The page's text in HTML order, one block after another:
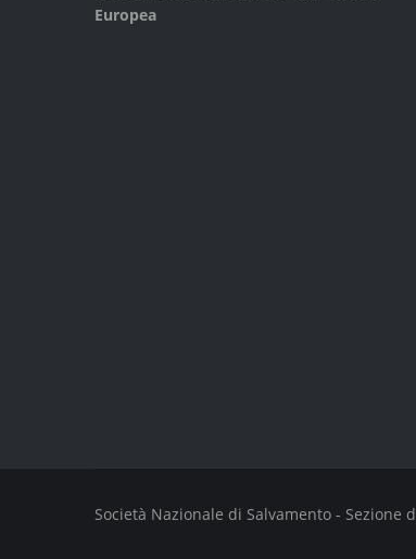
Europea
Società Nazionale di Salvamento -